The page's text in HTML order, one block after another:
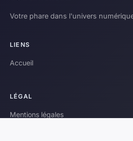
Votre phare dans l'univers
LIENS
Accueil
LÉGAL
Mentions légales